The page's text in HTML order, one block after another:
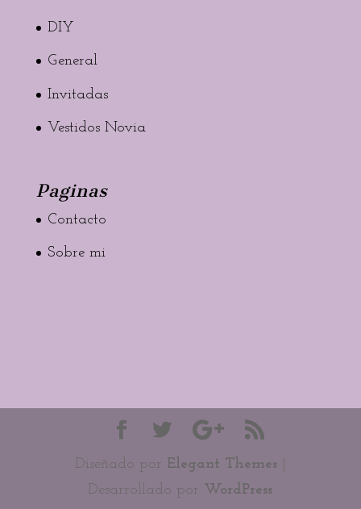
DIY
General
Invitadas
Vestidos Novia
Paginas
Contacto
Sobre mi
Diseñado por Elegant Themes
Desarrollado por WordPress